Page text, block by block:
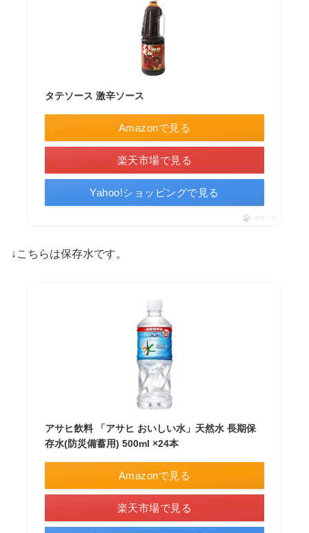
タテソース 激辛ソース
Amazonで見る
楽天市場で見る
Yahoo!ショッピングで見る
ポチップ
↓こちらは保存水です。
アサヒ飲料 「アサヒ おいしい水」天然水 長期保
存水(防災備蓄用) 500ml ×24本
Amazonで見る
楽天市場で見る